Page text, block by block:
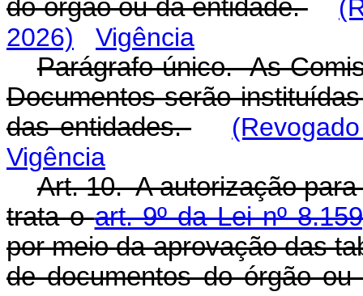
do órgão ou da entidade.
2026)
Vigência
Parágrafo único. As
Documentos serão
das entidades.
Vigência
Art. 10. A autorização
trata oart. 9º da Lei nº
por meio da aprovação das
de documentos do órgão